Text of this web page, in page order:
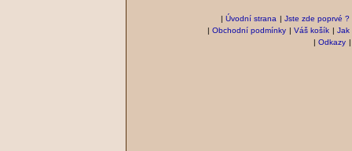
| Úvodní strana | Jste zde poprvé ?
| Obchodní podmínky | Váš košík | Jak
| Odkazy